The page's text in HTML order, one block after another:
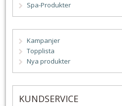
Spa-Produkter
Kampanjer
Topplista
Nya produkter
KUNDSERVICE